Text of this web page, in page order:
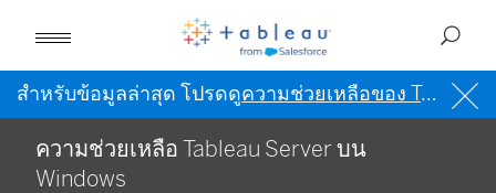
สำหรับข้อมูลล่าสุด โปรดดูความช่วยเหลือของ Tableau เป็นภาษาอังกฤษ (สหรัฐอเมริกา)
ความช่วยเหลือ Tableau Server บน
Windows